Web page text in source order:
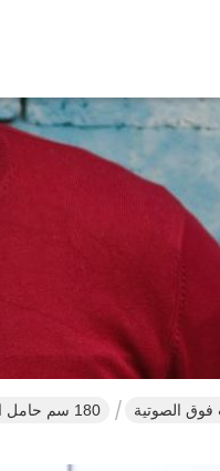
الصوتية 180 سم حامل الهاتف الألومنيوم 360 درجة قابل للتعديل